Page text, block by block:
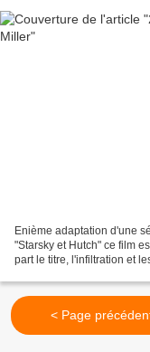
Enième adaptation d'une
"Starsky et Hutch" ce film
part le titre, l'infiltration et
< Page